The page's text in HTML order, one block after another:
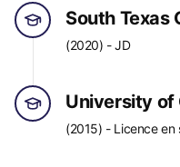
South Texas
(2020) - JD
University
(2015) - Licence en